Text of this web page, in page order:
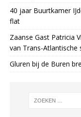
40 jaar Buurtkamer
flat
Zaanse Gast Patricia
van Trans-Atlantische
Gluren bij de Buren